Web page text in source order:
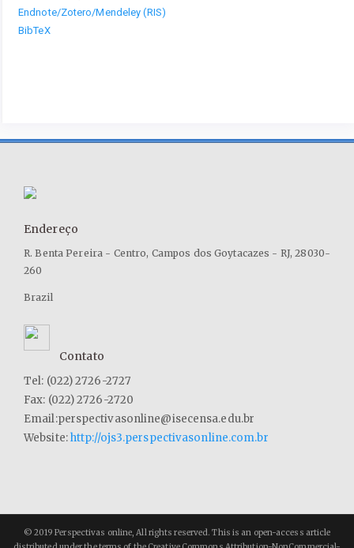
Endnote/Zotero/Mendeley (RIS)
BibTeX
Endereço
R. Benta Pereira - Centro, Campos dos Goytacazes - RJ, 28030-
260
Brazil
Contato
Tel: (022) 2726-2727
Fax: (022) 2726-2720
Email:perspectivasonline@isecensa.edu.br
Website:http://ojs3.perspectivasonline.com.br
© 2019 Perspectivas online, All rights reserved. This is an open-access article